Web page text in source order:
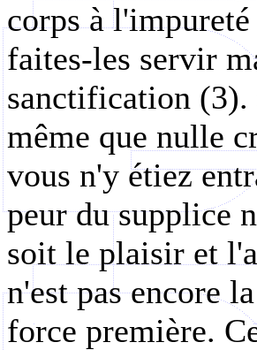
corps à l'impureté
faites-les servir
sanctification
même que nulle
vous n'y étiez
peur du supplice
soit le plaisir et
n'est pas encore
force première.